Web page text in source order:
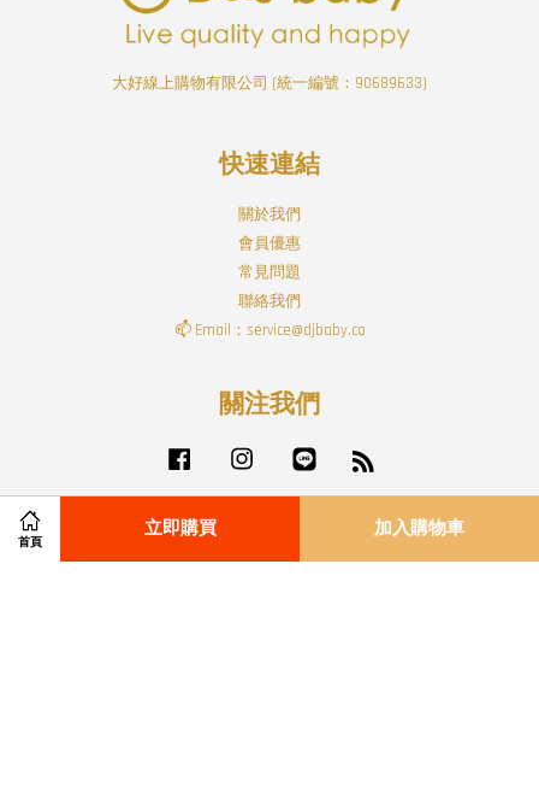
首頁
立即購買 加入購物車
大好線上購物有限公司 (統一編號：90689633)
快速連結
關於我們
會員優惠
常見問題
聯絡我們
📫 Email：service@djbaby.co
關注我們
Facebook Instagram